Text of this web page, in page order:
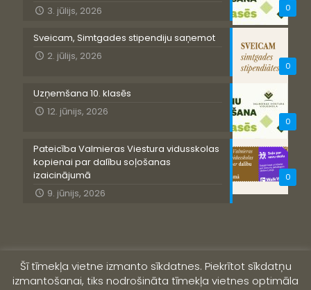
0
3. jūlijs, 2026
0
Sveicam, Simtgades stipendiju saņemot
2. jūlijs, 2026
0
Uzņemšana 10. klasēs
12. jūnijs, 2026
0
Pateicība Valmieras Viestura vidusskolas
kopienai par dalību soļošanas
izaicinājumā
9. jūnijs, 2026
Šī tīmekļa vietne izmanto sīkdatnes. Piekrītot sīkdatņu
izmantošanai, tiks nodrošināta tīmekļa vietnes optimāla